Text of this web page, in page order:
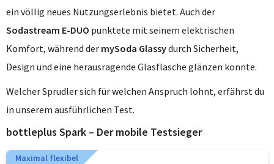
ein völlig neues Nutzungserlebnis bietet. Auch der
Sodastream E-DUO punktete mit seinem elektrischen
Komfort, während der mySoda Glassydurch Sicherheit,
Design und eine herausragende Glasflasche glänzen konnte.
Welcher Sprudler sich für welchen Anspruch lohnt, erfährst du
in unserem ausführlichen Test.
bottleplus Spark – Der mobile Testsieger
Maximal flexibel